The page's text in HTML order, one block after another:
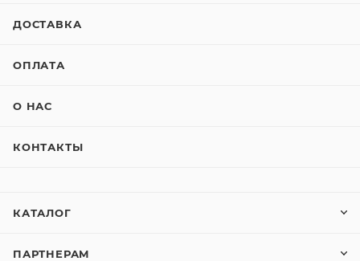
ДОСТАВКА
ОПЛАТА
О НАС
КОНТАКТЫ
КАТАЛОГ
ПАРТНЕРАМ